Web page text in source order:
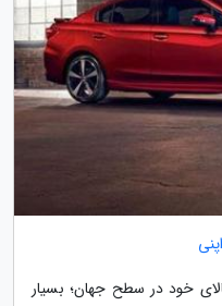
خود در سطح جهان؛ بسیار